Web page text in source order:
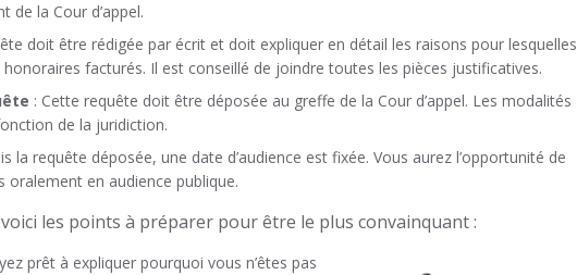
de la Cour d’appel.
doit être rédigée par écrit et doit expliquer en détail les raisons pour lesquelles
facturés. Il est conseillé de joindre toutes les pièces justificatives.
: Cette requête doit être déposée au greffe de la Cour d’appel. Les modalités
de la juridiction.
la requête déposée, une date d’audience est fixée. Vous aurez l’opportunité de
oralement en audience publique.
voici les points à préparer pour être le plus convainquant :
prêt à expliquer pourquoi vous n’êtes pas